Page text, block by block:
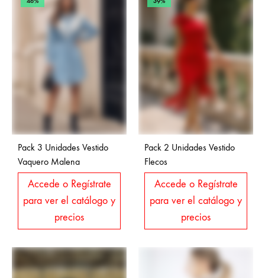
Pack 3 Unidades Vestido
Vaquero Malena
Accede o Regístrate
para ver el catálogo y
precios
Pack 2 Unidades Vestido
Flecos
Accede o Regístrate
para ver el catálogo y
precios